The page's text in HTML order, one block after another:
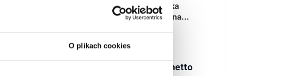
O plikach cookies
Torebka prezentowa
mała BAO SMALL
Zawieszka
świąteczna
zł netto